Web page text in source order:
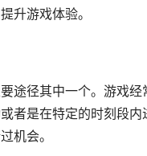
升游戏体验。
途径其中一个。游戏
者是在特定的时刻段
机会。